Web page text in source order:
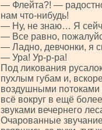
— Флейта?! —
нам что-нибудь!
— Ну, не знаю… Я
— Все равно,
— Ладно, девчонки, я
— Ура! Ур-р-ра!
Под ликования
пухлым губам и,
воздушными
всё вокруг в ещё
звуками вечернего
Очарованные